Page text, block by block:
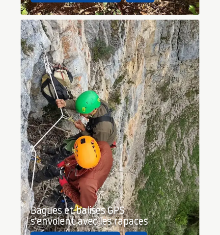
Bagues et balises GPS
s'envolent avec les rapaces